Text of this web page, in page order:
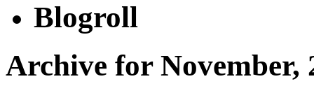
Blogroll
Archive for November,